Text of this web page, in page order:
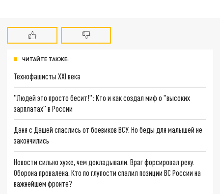
ЧИТАЙТЕ ТАКЖЕ:
Технофашисты XXI века
"Людей это просто бесит!": Кто и как создал миф о "высоких
зарплатах" в России
Даня с Дашей спаслись от боевиков ВСУ. Но беды для малышей не
закончились
Новости сильно хуже, чем докладывали. Враг форсировал реку.
Оборона провалена. Кто по глупости спалил позиции ВС России на
важнейшем фронте?